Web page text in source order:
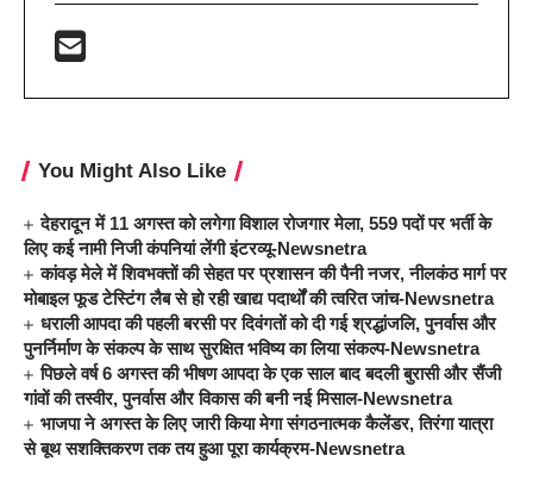
You Might Also Like
देहरादून में 11 अगस्त को लगेगा विशाल रोजगार मेला, 559 पदों पर भर्ती के
लिए कई नामी निजी कंपनियां लेंगी इंटरव्यू-Newsnetra
कांवड़ मेले में शिवभक्तों की सेहत पर प्रशासन की पैनी नजर, नीलकंठ मार्ग पर
मोबाइल फूड टेस्टिंग लैब से हो रही खाद्य पदार्थों की त्वरित जांच-Newsnetra
धराली आपदा की पहली बरसी पर दिवंगतों को दी गई श्रद्धांजलि, पुनर्वास और
पुनर्निर्माण के संकल्प के साथ सुरक्षित भविष्य का लिया संकल्प-Newsnetra
पिछले वर्ष 6 अगस्त की भीषण आपदा के एक साल बाद बदली बुरासी और सैंजी
गांवों की तस्वीर, पुनर्वास और विकास की बनी नई मिसाल-Newsnetra
भाजपा ने अगस्त के लिए जारी किया मेगा संगठनात्मक कैलेंडर, तिरंगा यात्रा
से बूथ सशक्तिकरण तक तय हुआ पूरा कार्यक्रम-Newsnetra